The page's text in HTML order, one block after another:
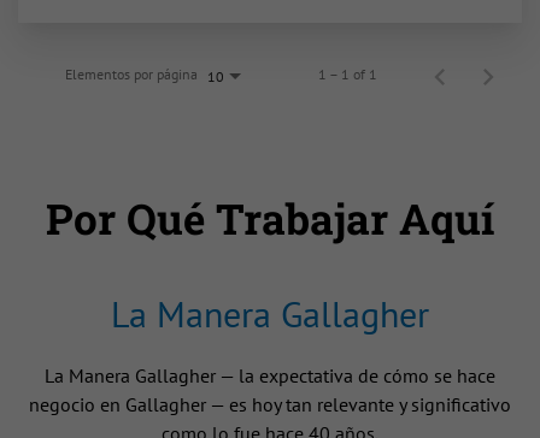
Elementos por página 10 1 – 1 of 1
Por Qué Trabajar Aquí
La Manera Gallagher
La Manera Gallagher — la expectativa de cómo se hace
negocio en Gallagher — es hoy tan relevante y significativo